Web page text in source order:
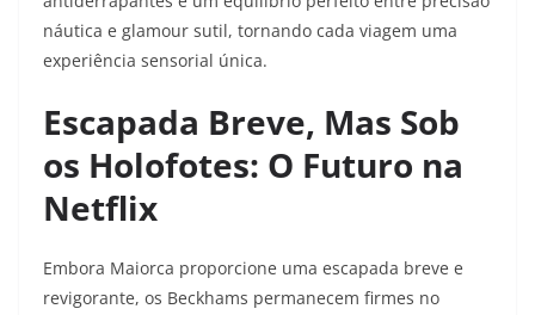
náutica e glamour sutil, tornando cada viagem uma
experiência sensorial única.
Escapada Breve, Mas Sob
os Holofotes: O Futuro na
Netflix
Embora Maiorca proporcione uma escapada breve e
revigorante, os Beckhams permanecem firmes no